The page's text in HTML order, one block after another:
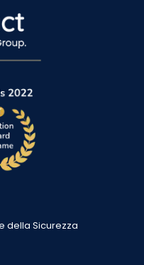
della Sicurezza